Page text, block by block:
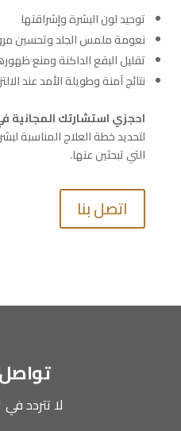
توحيد لون البشرة وإشراقتها
نعومة ملمس الجلد وتحسين
تقليل البقع الداكنة ومنع
نتائج آمنة وطويلة الأمد عند
احجزي استشارتك المجانية
لتحديد خطة العلاج المناسبة
التي تبحثين عنها.
اتصل بنا
لا تتردد في